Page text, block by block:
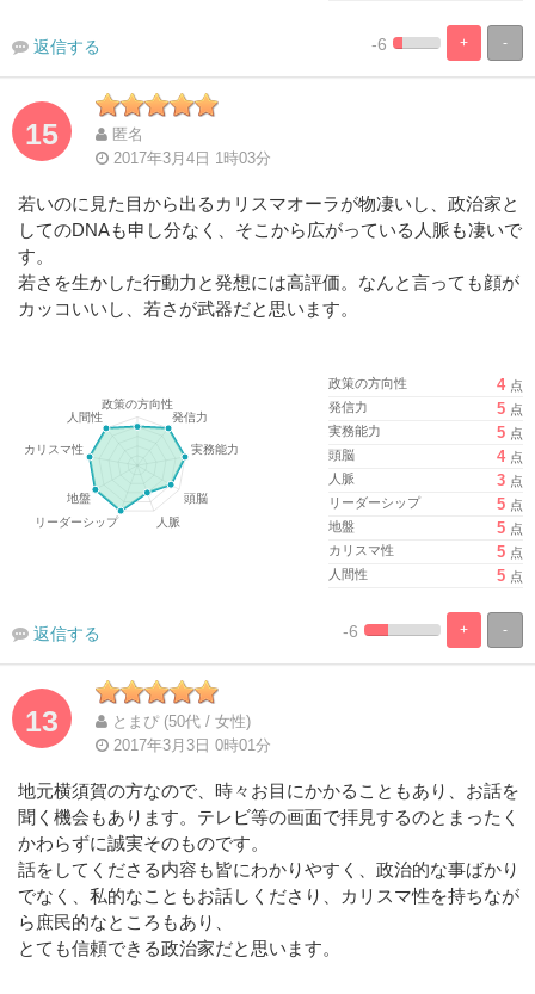
-
+
%
100%
-6
返信する
15
匿名
2017年3月4日 1時03分
若いのに見た目から出るカリスマオーラが物凄いし、政治家と
してのDNAも申し分なく、そこから広がっている人脈も凄いで
す。
若さを生かした行動力と発想には高評価。なんと言っても顔が
カッコいいし、若さが武器だと思います。
政策の方向性 4 点
発信力
5 点
実務能力
5 点
頭脳
4 点
人脈
3 点
リーダーシップ
5 点
地盤
5 点
カリスマ性
5 点
人間性
5 点
-
+
%
100%
-6
返信する
13
とまぴ (50代 / 女性)
2017年3月3日 0時01分
地元横須賀の方なので、時々お目にかかることもあり、お話を
聞く機会もあります。テレビ等の画面で拝見するのとまったく
かわらずに誠実そのものです。
話をしてくださる内容も皆にわかりやすく、政治的な事ばかり
でなく、私的なこともお話しくださり、カリスマ性を持ちなが
ら庶民的なところもあり、
とても信頼できる政治家だと思います。